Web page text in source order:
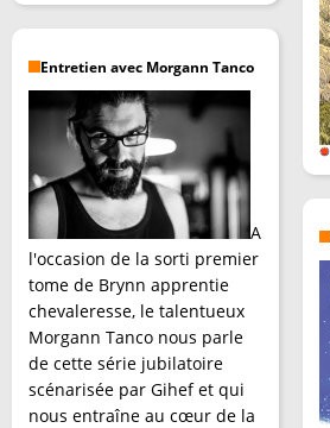
Entretien avec Morgann Tanco
A
l'occasion de la sorti premier
tome de Brynn apprentie
chevaleresse, le talentueux
Morgann Tanco nous parle
de cette série jubilatoire
scénarisée par Gihef et qui
nous entraîne au cœur de la